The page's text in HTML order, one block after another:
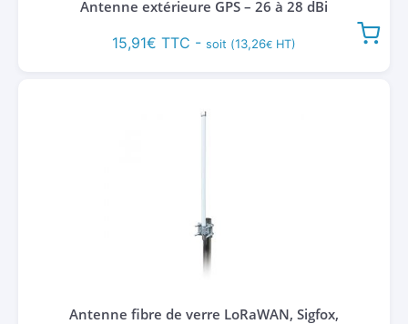
Antenne extérieure GPS – 26 à 28 dBi
15,91€ TTC - soit (13,26€ HT)
Antenne fibre de verre LoRaWAN, Sigfox,